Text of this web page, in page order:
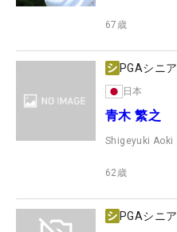
67 歳
PGAシニア
日本
青木 繁之
Shigeyuki Aoki
62歳
PGAシニア